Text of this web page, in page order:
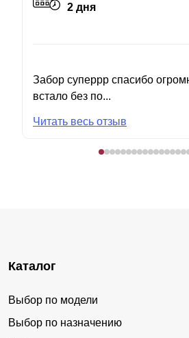
2 дня
Забор суперрр спасибо
встало без по...
Читать весь отзыв
Каталог
Выбор по модели
Выбор по назначению